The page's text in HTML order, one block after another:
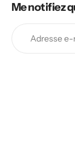
Ajout
produit
Me notifiez